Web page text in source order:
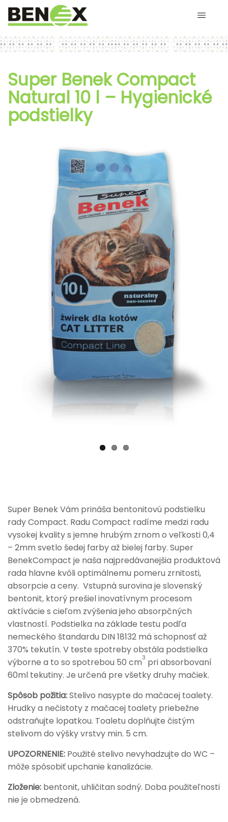
Super Benek Compact
Natural 10 l – Hygienické
podstielky
Super Benek Vám prináša bentonitovú podstielku
rady Compact. Radu Compact radíme medzi radu
vysokej kvality s jemne hrubým zrnom o veľkosti 0,4
– 2mm svetlo šedej farby až bielej farby. Super
BenekCompact je naša najpredávanejšia produktová
rada hlavne kvôli optimálnemu pomeru zrnitosti,
absorpcie a ceny. Vstupná surovina je slovenský
bentonit, ktorý prešiel inovatívnym procesom
aktívácie s cieľom zvýšenia jeho absorpčných
vlastností. Podstielka na základe testu podľa
nemeckého štandardu DIN 18132 má schopnosť až
370% tekutín. V teste spotreby obstála podstielka
výborne a to so spotrebou 50 cm3 pri absorbovaní
60ml tekutiny. Je určená pre všetky druhy mačiek.
Spôsob požitia:Stelivo nasypte do mačacej toalety.
Hrudky a nečistoty z mačacej toalety priebežne
odstraňujte lopatkou. Toaletu doplňujte čistým
stelivom do výšky vrstvy min. 5 cm.
UPOZORNENIE: Použité stelivo nevyhadzujte do WC –
môže spôsobiť upchanie kanalizácie.
Zloženie: bentonit, uhličitan sodný. Doba použiteľnosti
nie je obmedzená.